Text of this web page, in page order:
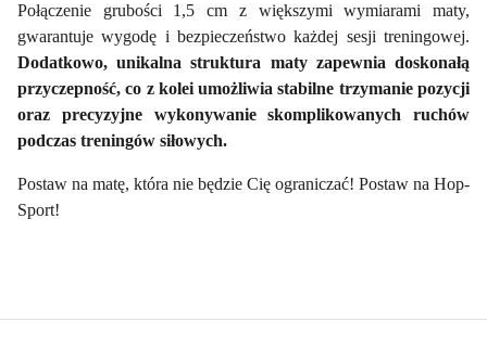
Połączenie grubości 1,5 cm z większymi wymiarami maty,
gwarantuje wygodę i bezpieczeństwo każdej sesji treningowej.
Dodatkowo, unikalna struktura maty zapewnia doskonałą
przyczepność, co z kolei umożliwia stabilne trzymanie pozycji
oraz precyzyjne wykonywanie skomplikowanych ruchów
podczas treningów siłowych.
Postaw na matę, która nie będzie Cię ograniczać! Postaw na Hop-
Sport!